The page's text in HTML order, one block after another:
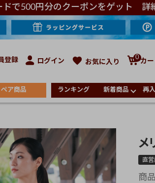
ドで500円分のクーポンをゲット 詳
登録 ログイン お気に入り
0
カ
ペア商品 ランキング 新着商品 再
メ
直
商